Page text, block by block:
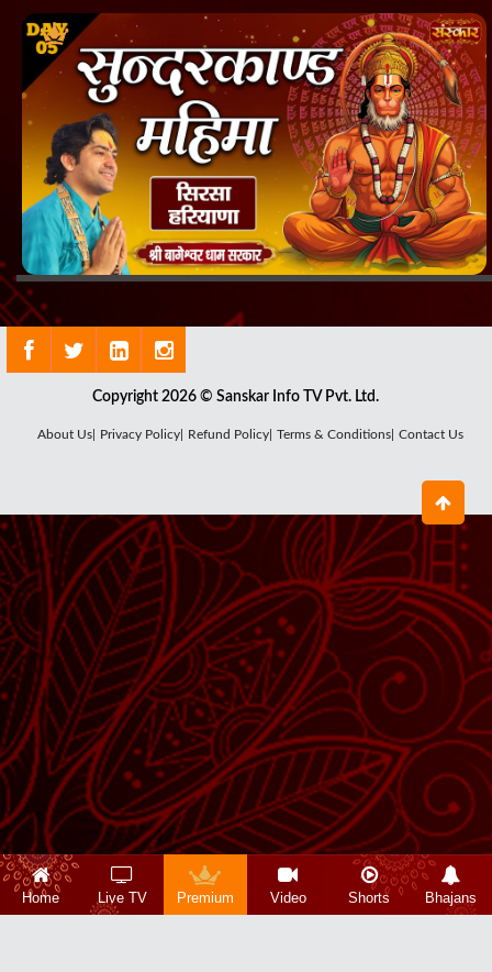
Copyright 2026 © Sanskar Info TV Pvt. Ltd.
About Us| Privacy Policy| Refund Policy| Terms & Conditions| Contact Us
Home Live TV Premium Video Shorts Bhajans